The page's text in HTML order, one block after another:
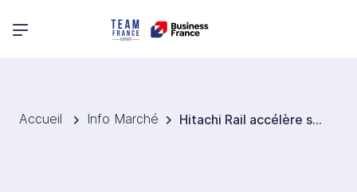
Menu principal
Accueil Info Marché Hitachi Rail accélère sa stratégie de mobilité numérique avec l’acquisition de Clever Devices